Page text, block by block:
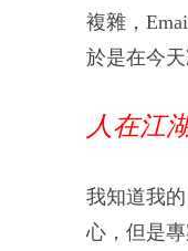
複雜，
於是在今
人在江
我知道我
心，但是